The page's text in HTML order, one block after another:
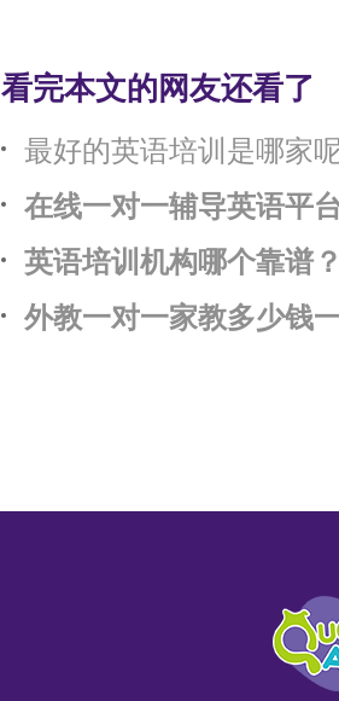
看完本文的网友还看了
最好的英语培训是哪家
在线一对一辅导英语平
英语培训机构哪个靠谱
外教一对一家教多少钱